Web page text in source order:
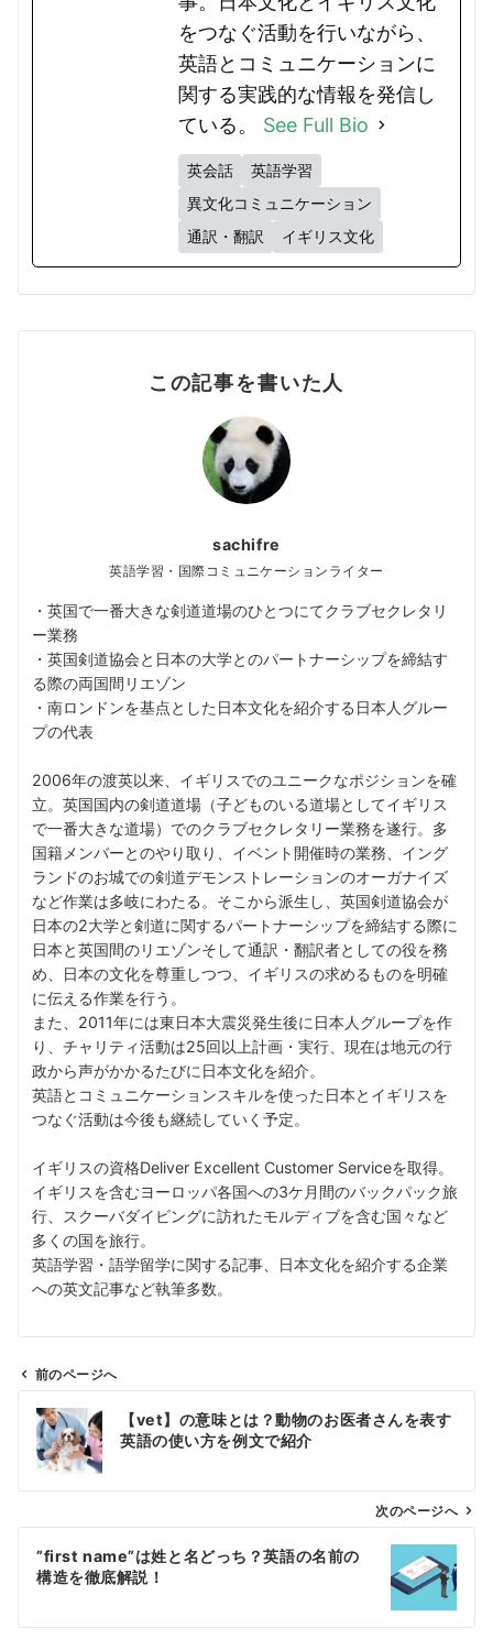
をつなぐ活動を行いながら、
英語とコミュニケーションに
関する実践的な情報を発信し
ている。 See Full Bio
英会話
英語学習
異文化コミュニケーション
通訳・翻訳
イギリス文化
この記事を書いた人
sachifre
英語学習・国際コミュニケーションライター
・英国で一番大きな剣道道場のひとつにてクラブセクレタリ
ー業務
・英国剣道協会と日本の大学とのパートナーシップを締結す
る際の両国間リエゾン
・南ロンドンを基点とした日本文化を紹介する日本人グルー
プの代表
2006年の渡英以来、イギリスでのユニークなポジションを確
立。英国国内の剣道道場（子どものいる道場としてイギリス
で一番大きな道場）でのクラブセクレタリー業務を遂行。多
国籍メンバーとのやり取り、イベント開催時の業務、イング
ランドのお城での剣道デモンストレーションのオーガナイズ
など作業は多岐にわたる。そこから派生し、英国剣道協会が
日本の2大学と剣道に関するパートナーシップを締結する際に
日本と英国間のリエゾンそして通訳・翻訳者としての役を務
め、日本の文化を尊重しつつ、イギリスの求めるものを明確
に伝える作業を行う。
また、2011年には東日本大震災発生後に日本人グループを作
り、チャリティ活動は25回以上計画・実行、現在は地元の行
政から声がかかるたびに日本文化を紹介。
英語とコミュニケーションスキルを使った日本とイギリスを
つなぐ活動は今後も継続していく予定。
イギリスの資格Deliver Excellent Customer Serviceを取得。
イギリスを含むヨーロッパ各国への3ケ月間のバックパック旅
行、スクーバダイビングに訪れたモルディブを含む国々など
多くの国を旅行。
英語学習・語学留学に関する記事、日本文化を紹介する企業
への英文記事など執筆多数。
ン
前のページへ
【vet】の意味とは？動物のお医者さんを表す
英語の使い方を例文で紹介
次のページへ
”first name”は姓と名どっち？英語の名前の
構造を徹底解説！